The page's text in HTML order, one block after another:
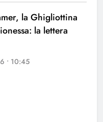
la Ghigliottina
la lettera
• 10:45